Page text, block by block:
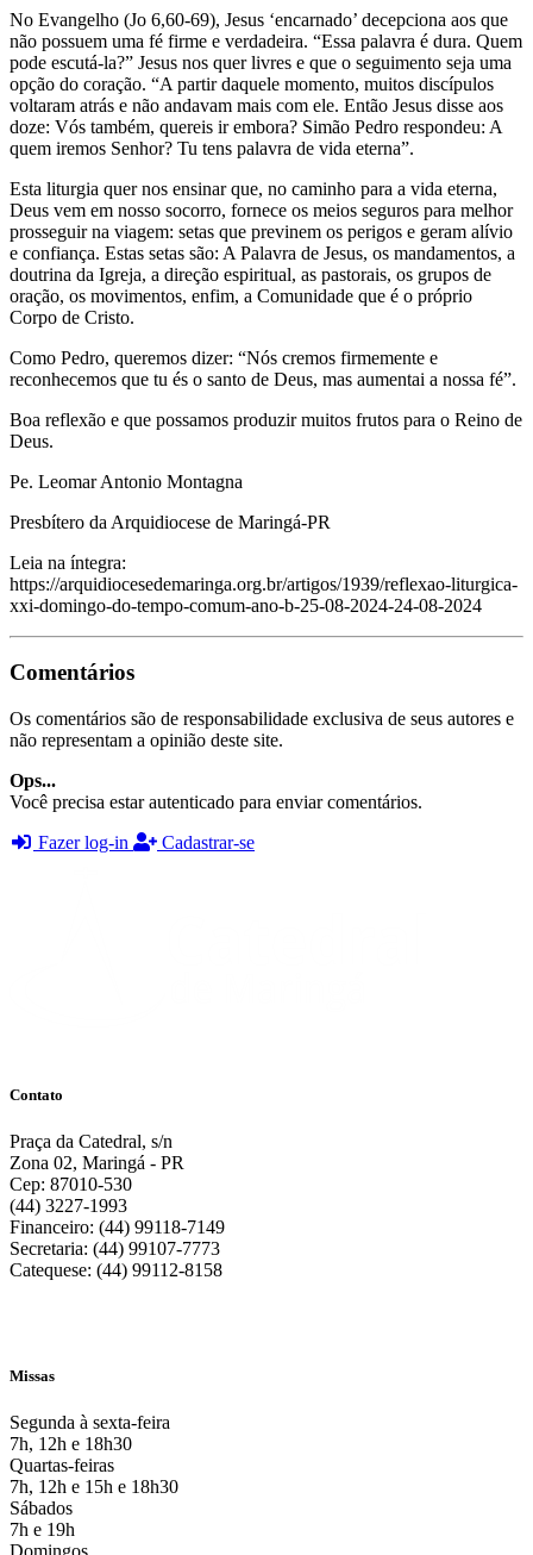
No Evangelho (Jo 6,60-69), Jesus ‘encarnado’ decepciona aos que
não possuem uma fé firme e verdadeira. “Essa palavra é dura. Quem
pode escutá-la?” Jesus nos quer livres e que o seguimento seja uma
opção do coração. “A partir daquele momento, muitos discípulos
voltaram atrás e não andavam mais com ele. Então Jesus disse aos
doze: Vós também, quereis ir embora? Simão Pedro respondeu: A
quem iremos Senhor? Tu tens palavra de vida eterna”.
Esta liturgia quer nos ensinar que, no caminho para a vida eterna,
Deus vem em nosso socorro, fornece os meios seguros para melhor
prosseguir na viagem: setas que previnem os perigos e geram alívio
e confiança. Estas setas são: A Palavra de Jesus, os mandamentos, a
doutrina da Igreja, a direção espiritual, as pastorais, os grupos de
oração, os movimentos, enfim, a Comunidade que é o próprio
Corpo de Cristo.
Como Pedro, queremos dizer: “Nós cremos firmemente e
reconhecemos que tu és o santo de Deus, mas aumentai a nossa fé”.
Boa reflexão e que possamos produzir muitos frutos para o Reino de
Deus.
Pe. Leomar Antonio Montagna
Presbítero da Arquidiocese de Maringá-PR
Leia na íntegra:
https://arquidiocesedemaringa.org.br/artigos/1939/reflexao-liturgica-
xxi-domingo-do-tempo-comum-ano-b-25-08-2024-24-08-2024
Comentários
Os comentários são de responsabilidade exclusiva de seus autores e
não representam a opinião deste site.
Ops...
Você precisa estar autenticado para enviar comentários.
Fazer log-in
Cadastrar-se
Contato
Praça da Catedral, s/n
Zona 02, Maringá - PR
Cep: 87010-530
(44) 3227-1993
Financeiro: (44) 99118-7149
Secretaria: (44) 99107-7773
Catequese: (44) 99112-8158
Missas
Segunda à sexta-feira
7h, 12h e 18h30
Quartas-feiras
7h, 12h e 15h e 18h30
Sábados
7h e 19h